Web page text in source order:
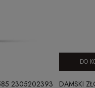
2305202393
DAMSKI
DO